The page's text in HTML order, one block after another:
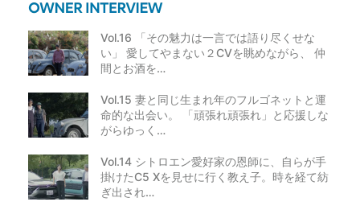
Vol.16 「その魅力は一言では語り尽くせな
い」 愛してやまない２CVを眺めながら、 仲
間とお酒を…
Vol.15 妻と同じ生まれ年のフルゴネットと運
命的な出会い。 「頑張れ頑張れ」と応援しな
がらゆっく…
Vol.14 シトロエン愛好家の恩師に、自らが手
掛けたC5 Xを見せに行く教え子。時を経て紡
ぎ出され…